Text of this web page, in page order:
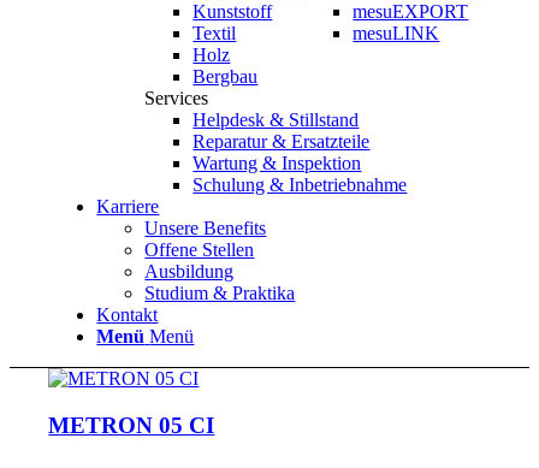
Kunststoff
Textil
Holz
Bergbau
mesuEXPORT
mesuLINK
Services
Helpdesk & Stillstand
Reparatur & Ersatzteile
Wartung & Inspektion
Schulung & Inbetriebnahme
Karriere
Unsere Benefits
Offene Stellen
Ausbildung
Studium & Praktika
Kontakt
Menü Menü
METRON 05 CI